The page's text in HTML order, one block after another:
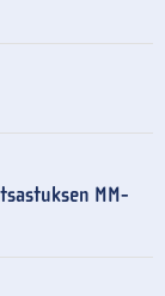
MM-